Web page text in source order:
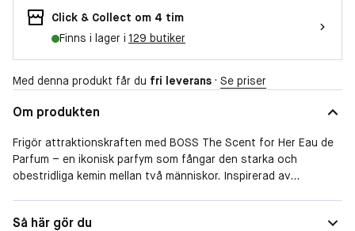
Click & Collect om 4 tim
Finns i lager i 129 butiker
Med denna produkt får du fri leverans · Se priser
Om produkten
Frigör attraktionskraften med BOSS The Scent for Her Eau de
Parfum – en ikonisk parfym som fångar den starka och
obestridliga kemin mellan två människor. Inspirerad av
komposition. Den öppnar med saftig persika som sprider en
Så här gör du